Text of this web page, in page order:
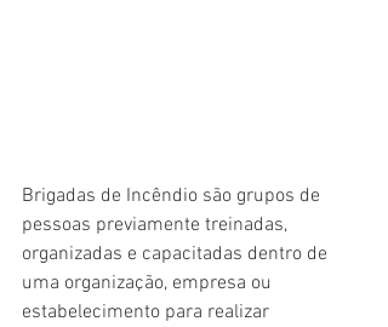
Brigadas de Incêndio são grupos de
pessoas previamente treinadas,
organizadas e capacitadas dentro de
uma organização, empresa ou
estabelecimento para realizar